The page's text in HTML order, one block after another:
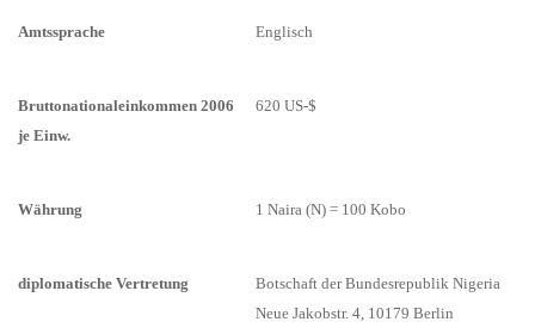
Amtssprache Englisch
Bruttonationaleinkommen 2006
je Einw.
620 US-$
Währung 1 Naira (N) = 100 Kobo
diplomatische Vertretung
Botschaft der Bundesrepublik Nigeria
Neue Jakobstr. 4, 10179 Berlin